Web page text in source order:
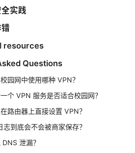
实践
resources
Questions
园网中使用哪种 VPN？
个 VPN 服务是否适合校园网？
路由器上直接设置 VPN？
志到底会不会被商家保存？
泄漏？